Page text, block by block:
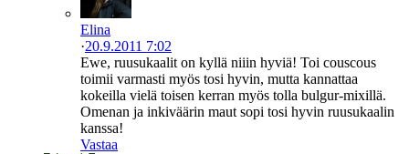
Elina
·20.9.2011 7:02
Ewe, ruusukaalit on kyllä niiin hyviä! Toi couscous
toimii varmasti myös tosi hyvin, mutta kannattaa
kokeilla vielä toisen kerran myös tolla bulgur-mixillä.
Omenan ja inkiväärin maut sopi tosi hyvin ruusukaalin
kanssa!
Vastaa